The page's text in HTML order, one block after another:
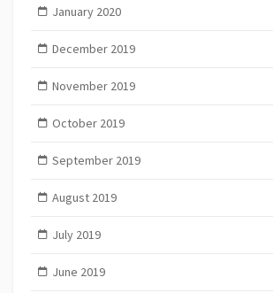
January 2020
December 2019
November 2019
October 2019
September 2019
August 2019
July 2019
June 2019